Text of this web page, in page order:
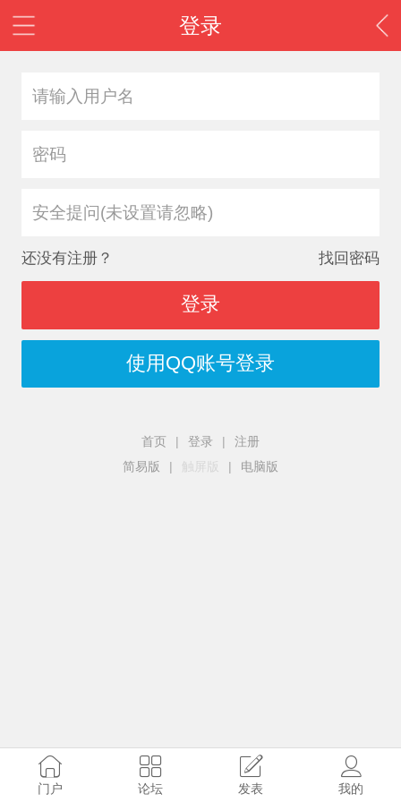
登录
安全提问(未设置请忽略)
还没有注册？ 找回密码
登录
使用QQ账号登录
首页 | 登录 |
注册
简易版
| 触屏版 | 电脑版
门户 论坛 发表 我的